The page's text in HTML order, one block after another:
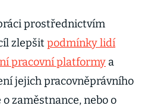
prostřednictvím
zlepšit podmínky lidí
pracovní platformy a
jejich pracovněprávního
zaměstnance, nebo o